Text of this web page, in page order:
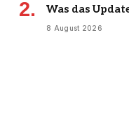
Was das
8 August 2026